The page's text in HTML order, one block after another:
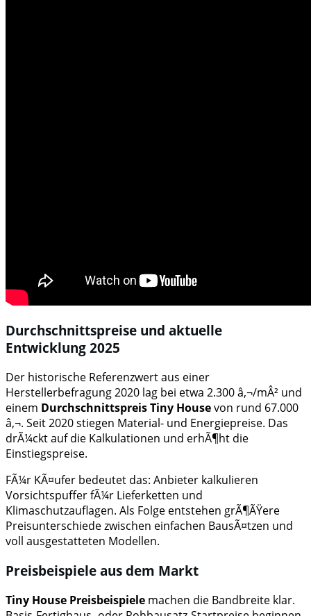
Durchschnittspreise und aktuelle
Entwicklung 2025
Der historische Referenzwert aus einer
Herstellerbefragung 2020 lag bei etwa 2.300 â‚¬/mÂ² und
einem Durchschnittspreis Tiny Housevon rund 67.000
â‚¬. Seit 2020 stiegen Material- und Energiepreise. Das
drÃ¼ckt auf die Kalkulationen und erhÃ¶ht die
Einstiegspreise.
FÃ¼r KÃ¤ufer bedeutet das: Anbieter kalkulieren
Vorsichtspuffer fÃ¼r Lieferketten und
Klimaschutzauflagen. Als Folge entstehen grÃ¶ÃŸere
Preisunterschiede zwischen einfachen BausÃ¤tzen und
voll ausgestatteten Modellen.
Preisbeispiele aus dem Markt
Tiny House Preisbeispiele machen die Bandbreite klar.